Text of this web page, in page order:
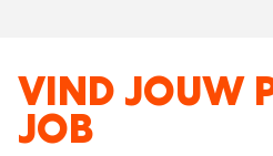
VIND JOUW
JOB